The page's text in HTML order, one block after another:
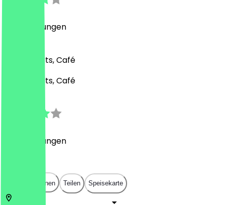
Bewertungen
Eis, Desserts, Café
Eis, Desserts, Café
Bewertungen
In App öffnen Teilen Speisekarte